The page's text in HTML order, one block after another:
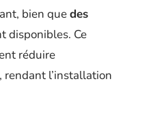
bien quedes
disponibles. Ce
réduire
rendant l’installation